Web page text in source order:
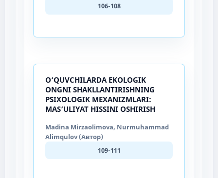
106-108
O‘QUVCHILARDA EKOLOGIK
ONGNI SHAKLLANTIRISHNING
PSIXOLOGIK MEXANIZMLARI:
MAS’ULIYAT HISSINI OSHIRISH
Madina Mirzaolimova, Nurmuhammad
Alimqulov (Автор)
109-111